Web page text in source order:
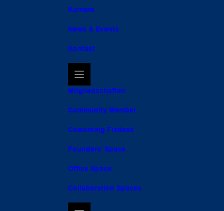
Karriere
News & Events
Kontakt
Mitgliedschaften
Community Member
Coworking Fixdesk
Founders’ Space
Office Space
Collaboration Spaces